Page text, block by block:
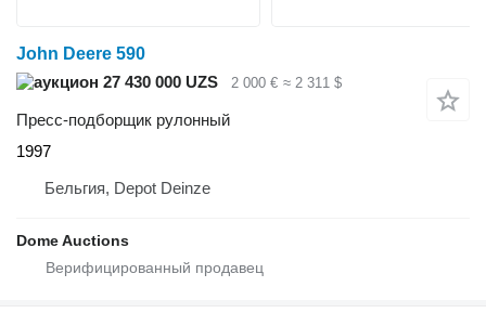
John Deere 590
27 430 000 UZS
2 000 € ≈ 2 311 $
Пресс-подборщик рулонный
1997
Бельгия, Depot Deinze
Dome Auctions